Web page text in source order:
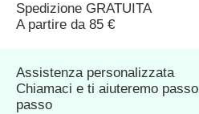
Spedizione GRATUITA
A partire da 85 €
Assistenza personalizzata
Chiamaci e ti aiuteremo passo
passo